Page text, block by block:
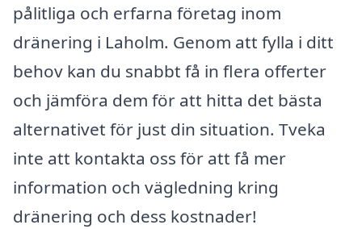
pålitliga och erfarna företag inom
dränering i Laholm. Genom att fylla i ditt
behov kan du snabbt få in flera offerter
och jämföra dem för att hitta det bästa
alternativet för just din situation. Tveka
inte att kontakta oss för att få mer
information och vägledning kring
dränering och dess kostnader!